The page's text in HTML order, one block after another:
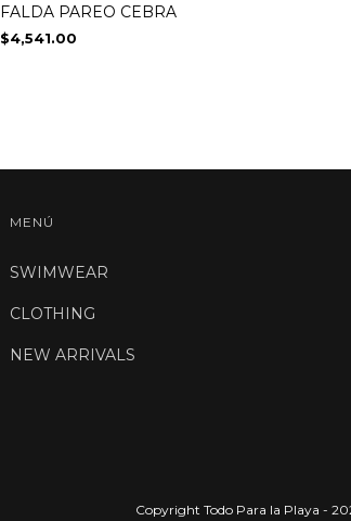
FALDA PAREO CEBRA
$4,541.00
MENÚ
SWIMWEAR
CLOTHING
NEW ARRIVALS
Copyright Todo Para la Playa -